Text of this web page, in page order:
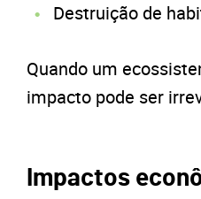
Destruição de
Quando um
impacto pode ser
Impactos